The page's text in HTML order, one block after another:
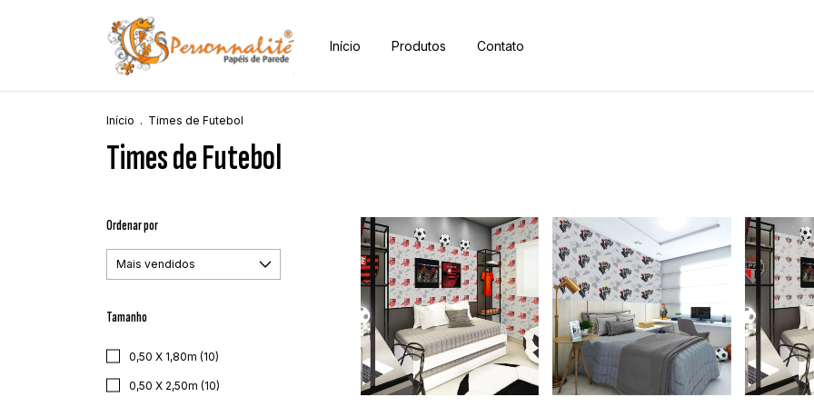
Início Produtos Contato
Início . Times de Futebol
Times de Futebol
Ordenar por
Tamanho
0,50 X 1,80m (10)
0,50 X 2,50m (10)